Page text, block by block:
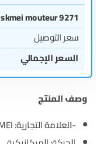
skmei mouteur 9271
سعر التوصيل
السعر الإجمالي
وصف المنتج
-العلامة التجارية: SKMEI –